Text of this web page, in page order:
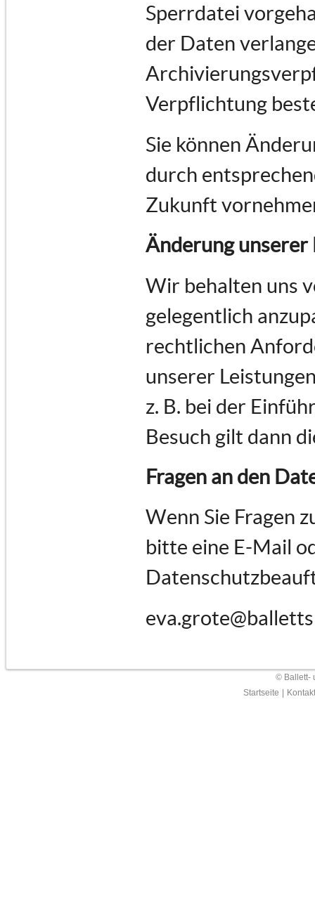
Sperrdatei
der Daten
Verpflichtung
Sie können
durch
Zukunft
Änderung
Wir behalten uns
gelegentlich
rechtlichen
unserer
z. B. bei der
Besuch gilt dann
Fragen an den
Wenn Sie Fragen
bitte eine E-Mail
© Ballett-
Startseite
Kontakt